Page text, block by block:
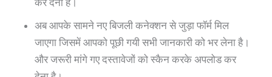
कर देना है।
अब आपके सामने नए बिजली कनेक्शन से जुड़ा फॉर्म मिल
जाएगा जिसमें आपको पूछी गयी सभी जानकारी को भर लेना है।
और जरूरी मांगे गए दस्तावेजों को स्कैन करके अपलोड कर